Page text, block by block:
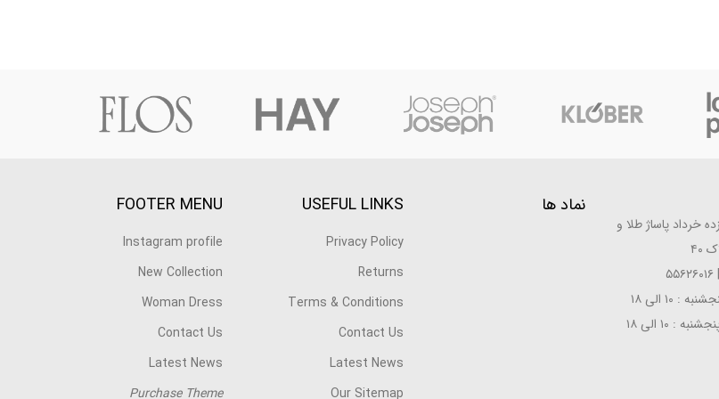
خرداد پاساژ طلا و
الی ۱۸
: ۱۰ الی ۱۸
نماد ها USEFUL LINKS
Privacy Policy
Returns
Terms & Conditions
Contact Us
Latest News
Our Sitemap
FOOTER MENU
Instagram profile
New Collection
Woman Dress
Contact Us
Latest News
Purchase Theme